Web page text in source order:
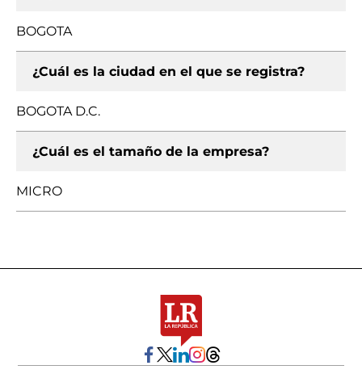
BOGOTA
¿Cuál es la ciudad en el que se registra?
BOGOTA D.C.
¿Cuál es el tamaño de la empresa?
MICRO